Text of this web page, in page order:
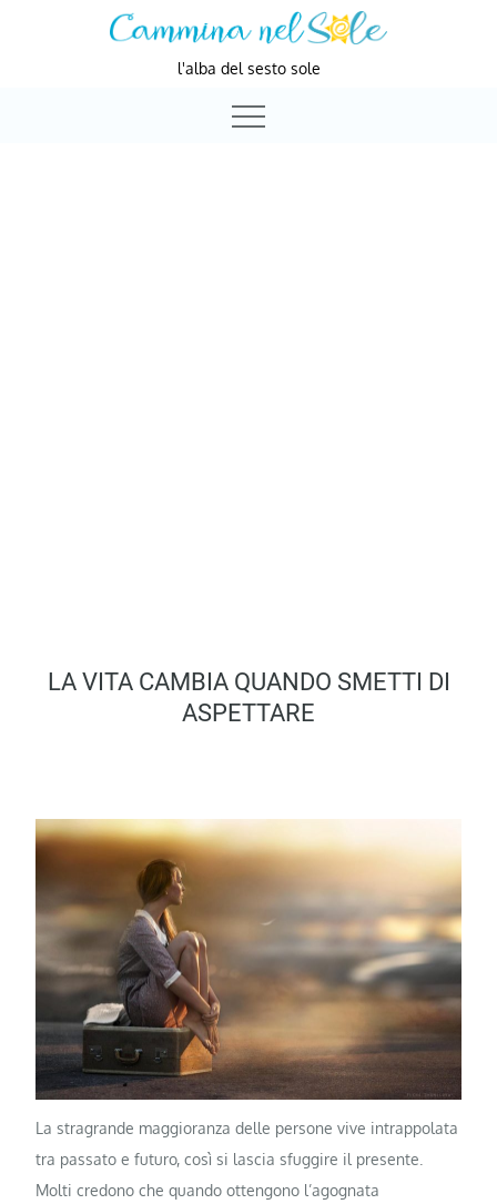
l'alba del sesto sole
LA VITA CAMBIA QUANDO SMETTI DI
ASPETTARE
La stragrande maggioranza delle persone vive intrappolata
tra passato e futuro, così si lascia sfuggire il presente.
Molti credono che quando ottengono l’agognata